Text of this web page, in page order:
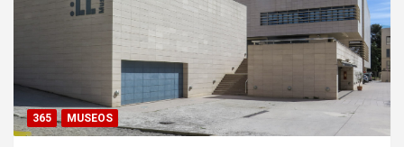
365 MUSEOS